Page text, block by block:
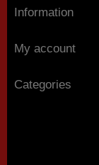
Information
My account
Categories